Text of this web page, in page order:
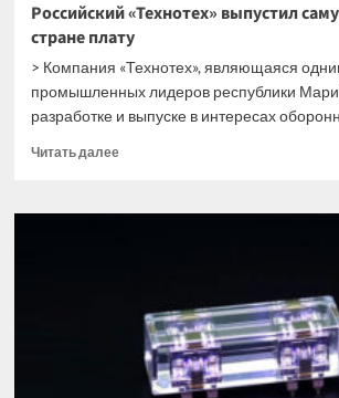
Российский «Технотех» выпустил
стране плату
> Компания «Технотех», являющаяся
промышленных лидеров республики
разработке и выпуске в интересах
Читать далееПрочитать
Российский
стране
плату